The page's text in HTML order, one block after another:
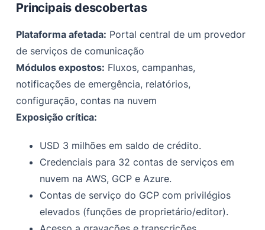
Principais descobertas
Plataforma afetada: Portal central de um provedor
de serviços de comunicação
Módulos expostos: Fluxos, campanhas,
notificações de emergência, relatórios,
configuração, contas na nuvem
Exposição crítica:
USD 3 milhões em saldo de crédito.
Credenciais para 32 contas de serviços em
nuvem na AWS, GCP e Azure.
Contas de serviço do GCP com privilégios
elevados (funções de proprietário/editor).